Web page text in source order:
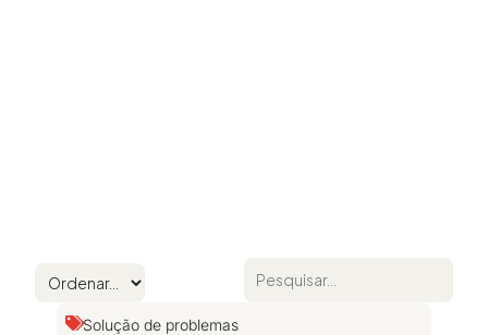
Solução de problemas